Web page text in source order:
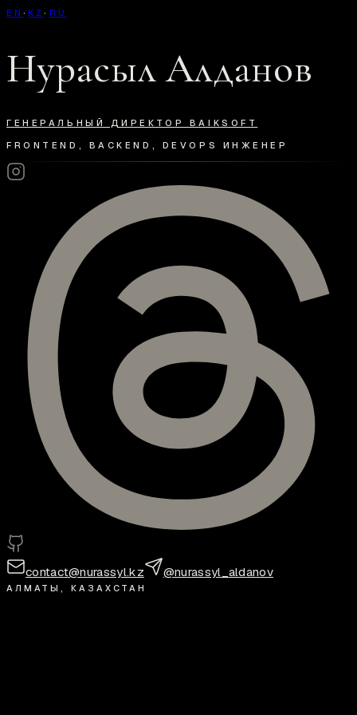
EN·KZ· RU
Нурасыл Алданов
ГЕНЕРАЛЬНЫЙ ДИРЕКТОР BAIKSOFT
FRONTEND, BACKEND, DEVOPS ИНЖЕНЕР
contact@nurassyl.kz @nurassyl_aldanov
АЛМАТЫ, КАЗАХСТАН